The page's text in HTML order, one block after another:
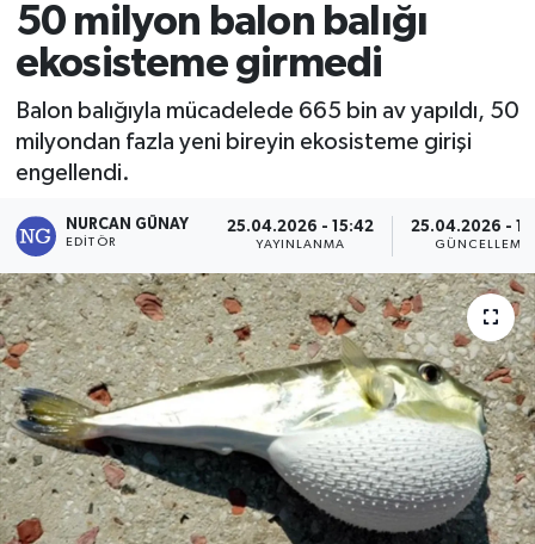
50 milyon balon balığı
ekosisteme girmedi
Balon balığıyla mücadelede 665 bin av yapıldı, 50
milyondan fazla yeni bireyin ekosisteme girişi
engellendi.
NURCAN GÜNAY
EDITÖR
25.04.2026 - 15:42
YAYINLANMA
25.04.2026 -
GÜNCELLEME
Bölge
Çavdarhisar
Domaniç
Eğitim
Ekonomi
Emet
Foto Galeri
Son Dakika Haberleri
Haber Arşivi